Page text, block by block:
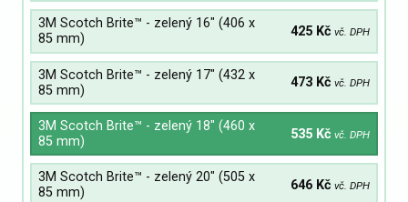
3M Scotch Brite™ - zelený 16" (406 x
85 mm)
425 Kč vč. DPH
3M Scotch Brite™ - zelený 17" (432 x
85 mm)
473 Kč vč. DPH
3M Scotch Brite™ - zelený 18" (460 x
85 mm)
535 Kč vč. DPH
3M Scotch Brite™ - zelený 20" (505 x
85 mm)
646 Kč vč. DPH